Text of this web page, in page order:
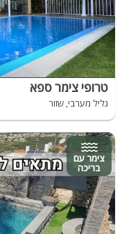
טרופי צימר ספא
גליל מערבי, שזור
צימר עם
בריכה